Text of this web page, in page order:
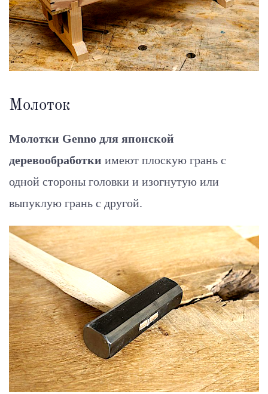
Молоток
Молотки Genno для японской
деревообработки имеют плоскую грань с
одной стороны головки и изогнутую или
выпуклую грань с другой.